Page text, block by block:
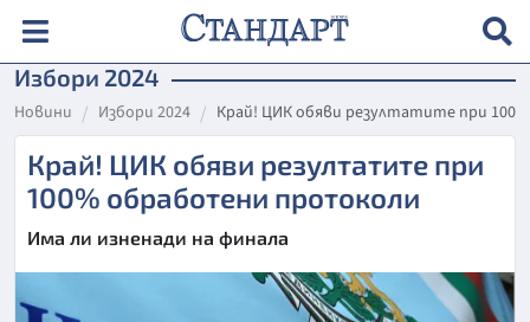
Избори 2024
Новини Избори 2024 Край! ЦИК обяви резултатите при
Край! ЦИК обяви резултатите при
100% обработени протоколи
Има ли изненади на финала